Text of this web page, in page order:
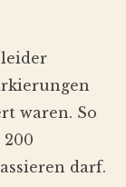
waren. So
200
darf.